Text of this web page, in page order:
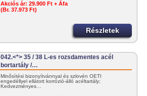
Akciós ár: 29.900 Ft + Áfa
(Br. 37.973 Ft)
Részletek
042.<*> 35 / 38 L-es rozsdamentes acél
bortartály /…
Minősítési bizonyítvánnyal és szlovén OÉTI
engedéllyel ellátott korrózió-álló acéltartály;
Kedvezményes…